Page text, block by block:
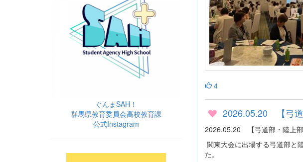
4
2026.05.20 【弓
2026.05.20 【弓道部・陸上
関東大会に出場する弓道部と
た。
ぐんまSAH！
群馬県教育委員会高校教育課
公式Instagram